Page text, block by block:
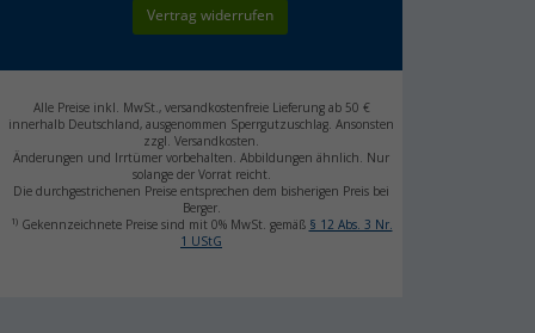
Vertrag widerrufen
Alle Preise inkl. MwSt., versandkostenfreie Lieferung ab 50 €
innerhalb Deutschland, ausgenommen Sperrgutzuschlag. Ansonsten
zzgl. Versandkosten.
Änderungen und Irrtümer vorbehalten. Abbildungen ähnlich. Nur
solange der Vorrat reicht.
Die durchgestrichenen Preise entsprechen dem bisherigen Preis bei
Berger.
1)Gekennzeichnete Preise sind mit 0% MwSt. gemäß § 12 Abs. 3 Nr.
1 UStG